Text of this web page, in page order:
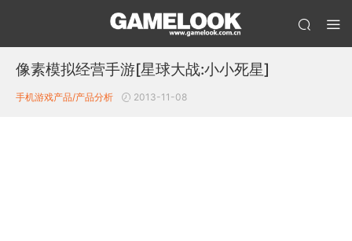
像素模拟经营手游[星球大战:小小死星]
手机游戏产品/产品分析 2013-11-08